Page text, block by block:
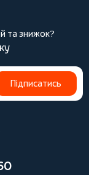
та знижок?
Підписатись